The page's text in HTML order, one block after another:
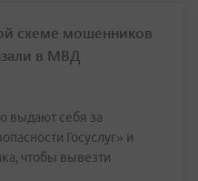
схеме мошенников
в МВД
выдают себя за
Госуслуг» и
чтобы вывезти